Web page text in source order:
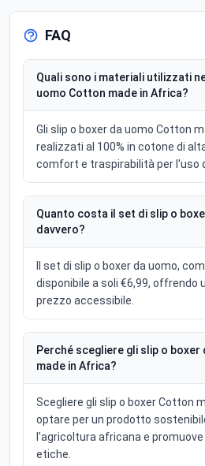
FAQ
Quali sono i materiali utilizzati
uomo Cotton made in Africa?
Gli slip o boxer da uomo Cotton
realizzati al 100% in cotone di
comfort e traspirabilità per l'uso
Quanto costa il set di slip o
davvero?
Il set di slip o boxer da uomo,
disponibile a soli €6,99, offrendo
prezzo accessibile.
Perché scegliere gli slip o
made in Africa?
Scegliere gli slip o boxer Cotton
optare per un prodotto
l'agricoltura africana e
etiche.